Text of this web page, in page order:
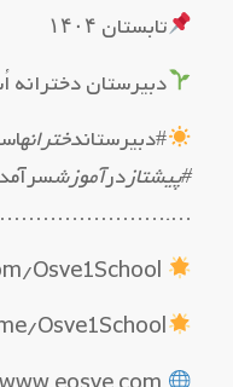
تابستان ۱۴۰۴
دبیرستان دخترانه
#دبیرستاندخترانه
#پیشتازدرآموزشسرآمد
Osve1School